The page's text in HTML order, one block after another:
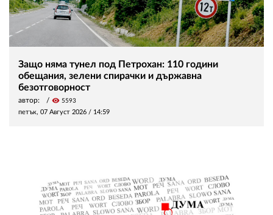
Защо няма тунел под Петрохан: 110 години
обещания, зелени спирачки и държавна
безотговорност
автор: visibility 5593
петък, 07 Август 2026 / 14:59